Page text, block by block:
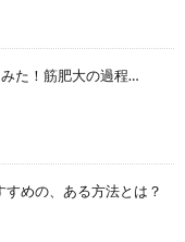
た！筋肥大の過程…
めの、ある方法とは？